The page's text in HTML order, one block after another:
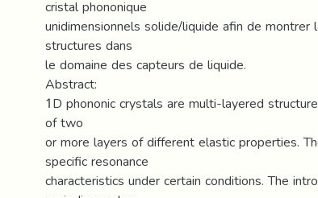
cristal phononique
unidimensionnels solide/liquide afin de montrer
structures dans
le domaine des capteurs de liquide.
Abstract:
1D phononic crystals are multi-layered
of two
or more layers of different elastic properties.
specific resonance
characteristics under certain conditions. The